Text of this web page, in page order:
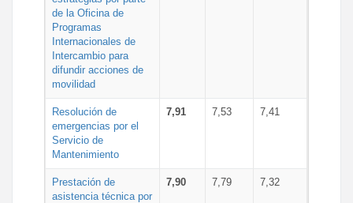
de la Oficina de
Programas
Internacionales de
Intercambio para
difundir acciones de
movilidad
Resolución de
emergencias por el
Servicio de
Mantenimiento
7,91 7,53 7,41
Prestación de
asistencia técnica por
7,90 7,79 7,32